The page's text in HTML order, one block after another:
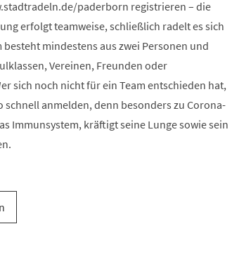
paderborn registrieren – die
erfolgt teamweise, schließlich radelt es sich
mindestens aus zwei Personen und
Vereinen, Freunden oder
sich noch nicht für ein Team entschieden hat,
anmelden, denn besonders zu Corona-
Immunsystem, kräftigt seine Lunge sowie sein